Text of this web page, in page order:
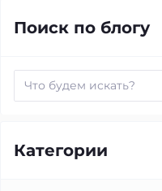
Поиск по блогу
Категории